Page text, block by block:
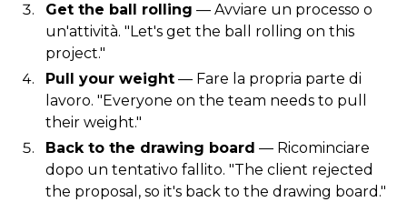
Get the ball rolling — Avviare un processo o
un'attività. "Let's get the ball rolling on this
project."
Pull your weight — Fare la propria parte di
lavoro. "Everyone on the team needs to pull
their weight."
Back to the drawing board — Ricominciare
dopo un tentativo fallito. "The client rejected
the proposal, so it's back to the drawing board."